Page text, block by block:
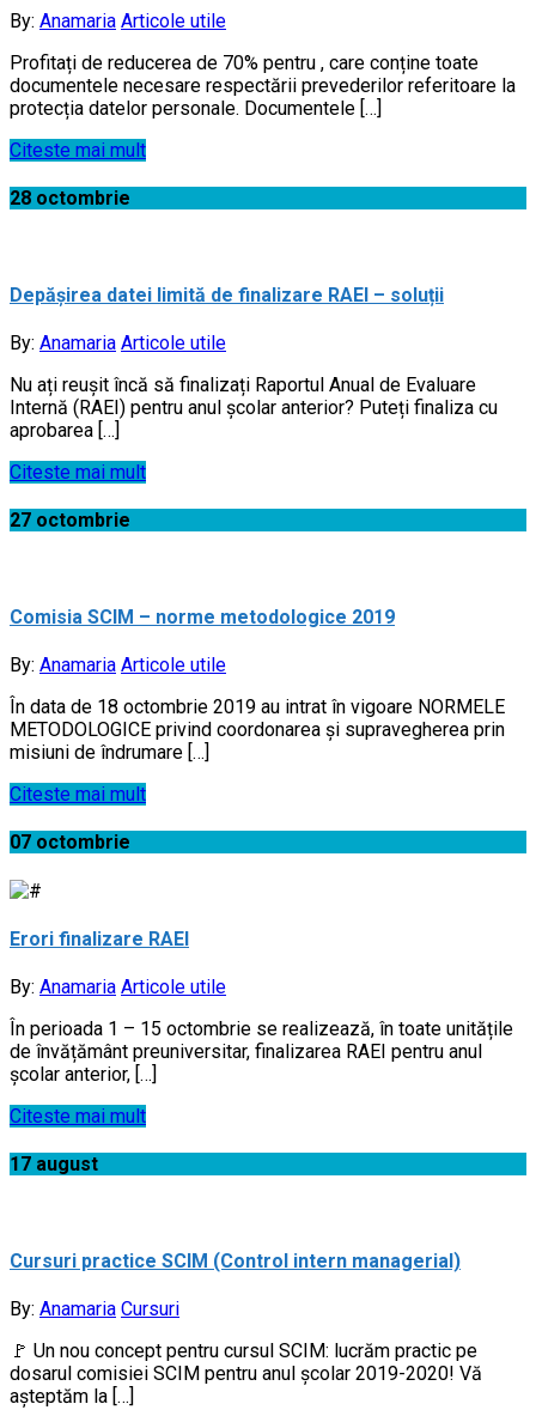
By: Anamaria Articole utile
Profitați de reducerea de 70% pentru , care conține toate
documentele necesare respectării prevederilor referitoare la
protecția datelor personale. Documentele […]
Citeste mai mult
28 octombrie
Depășirea datei limită de finalizare RAEI – soluții
By: Anamaria Articole utile
Nu ați reușit încă să finalizați Raportul Anual de Evaluare
Internă (RAEI) pentru anul școlar anterior? Puteți finaliza cu
aprobarea […]
Citeste mai mult
27 octombrie
Comisia SCIM – norme metodologice 2019
By: Anamaria Articole utile
În data de 18 octombrie 2019 au intrat în vigoare NORMELE
METODOLOGICE privind coordonarea şi supravegherea prin
misiuni de îndrumare […]
Citeste mai mult
07 octombrie
Erori finalizare RAEI
By: Anamaria Articole utile
În perioada 1 – 15 octombrie se realizează, în toate unitățile
de învățământ preuniversitar, finalizarea RAEI pentru anul
școlar anterior, […]
Citeste mai mult
17 august
Cursuri practice SCIM (Control intern managerial)
By: Anamaria Cursuri
🚩 Un nou concept pentru cursul SCIM: lucrăm practic pe
dosarul comisiei SCIM pentru anul școlar 2019-2020! Vă
aşteptăm la […]